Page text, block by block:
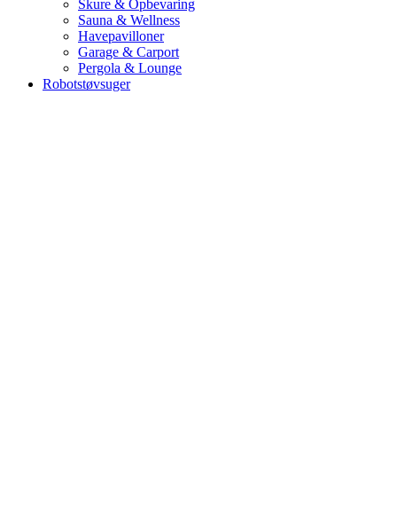
Skure & Opbevaring
Sauna & Wellness
Havepavilloner
Garage & Carport
Pergola & Lounge
Robotstøvsuger